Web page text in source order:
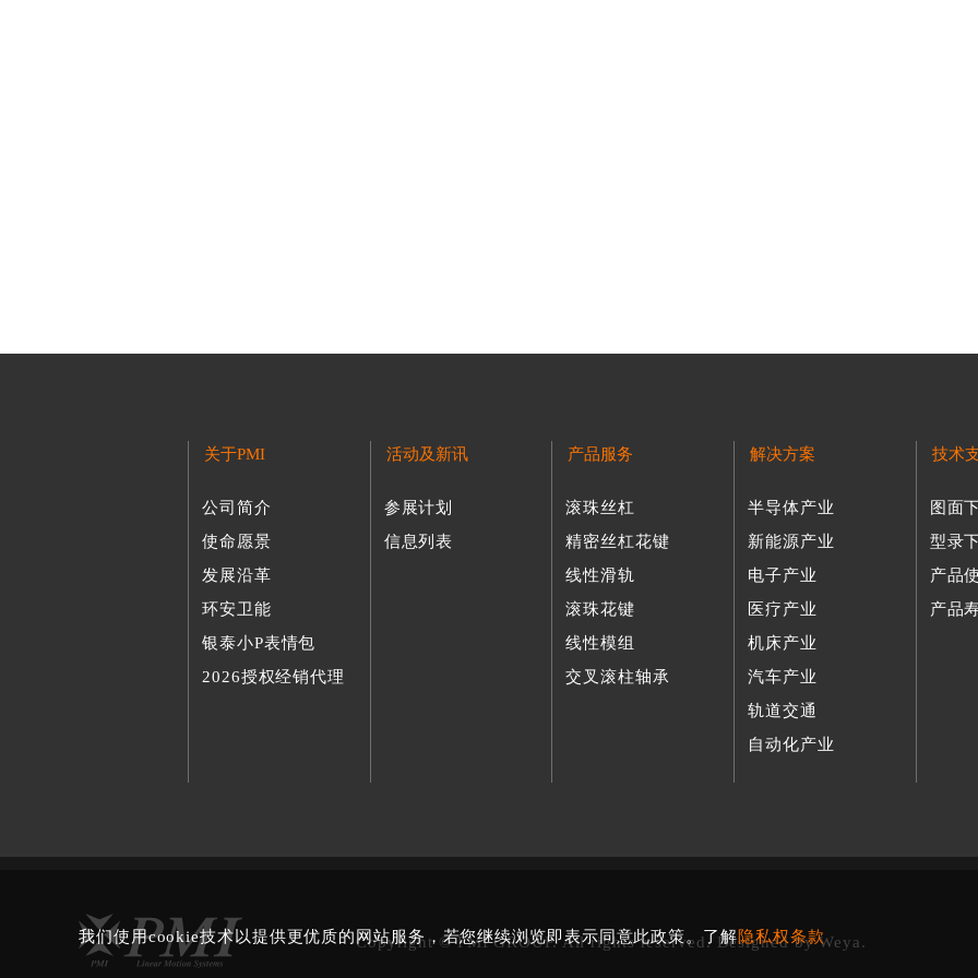
关于PMI
公司简介
使命愿景
发展沿革
环安卫能
银泰小P表情包
2026授权经销代理
活动及新讯
参展计划
信息列表
产品服务
滚珠丝杠
精密丝杠花键
线性滑轨
滚珠花键
线性模组
交叉滚柱轴承
解决方案
半导体产业
新能源产业
电子产业
医疗产业
机床产业
汽车产业
轨道交通
自动化产业
技术
图面
型录
产品
产品
Copyright © PMI GROUP. All rights reserved. Designed byWeya.
我们使用cookie技术以提供更优质的网站服务，若您继续浏览即表示同意此政策。了解隐私权条款